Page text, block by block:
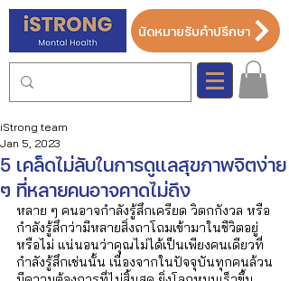
นัดหมายรับคำปรึกษา
5 เคล็ดไม่ลับในการดูแลสุขภาพจิตง่าย
ๆ ที่หลายคนอาจคาดไม่ถึง
iStrong team
Jan 5, 2023
หลาย ๆ คนอาจกำลังรู้สึกเครียด วิตกกังวล หรือ
กำลังรู้สึกว่ามีหลายสิ่งถาโถมเข้ามาในชีวิตอยู่
หรือไม่ แน่นอนว่าคุณไม่ได้เป็นเพียงคนเดียวที่
กำลังรู้สึกเช่นนั้น เนื่องจากในปัจจุบันทุกคนล้วน